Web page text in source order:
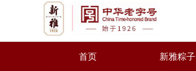
首页 新雅粽子